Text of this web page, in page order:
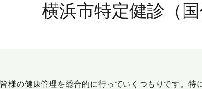
横浜市特定健診（国
様の健康管理を総合的に行っていくつもりです。